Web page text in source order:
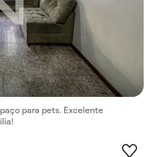
para pets. Excelente